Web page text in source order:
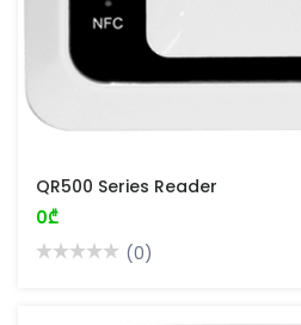
QR500 Series Reader
0₾
(0)